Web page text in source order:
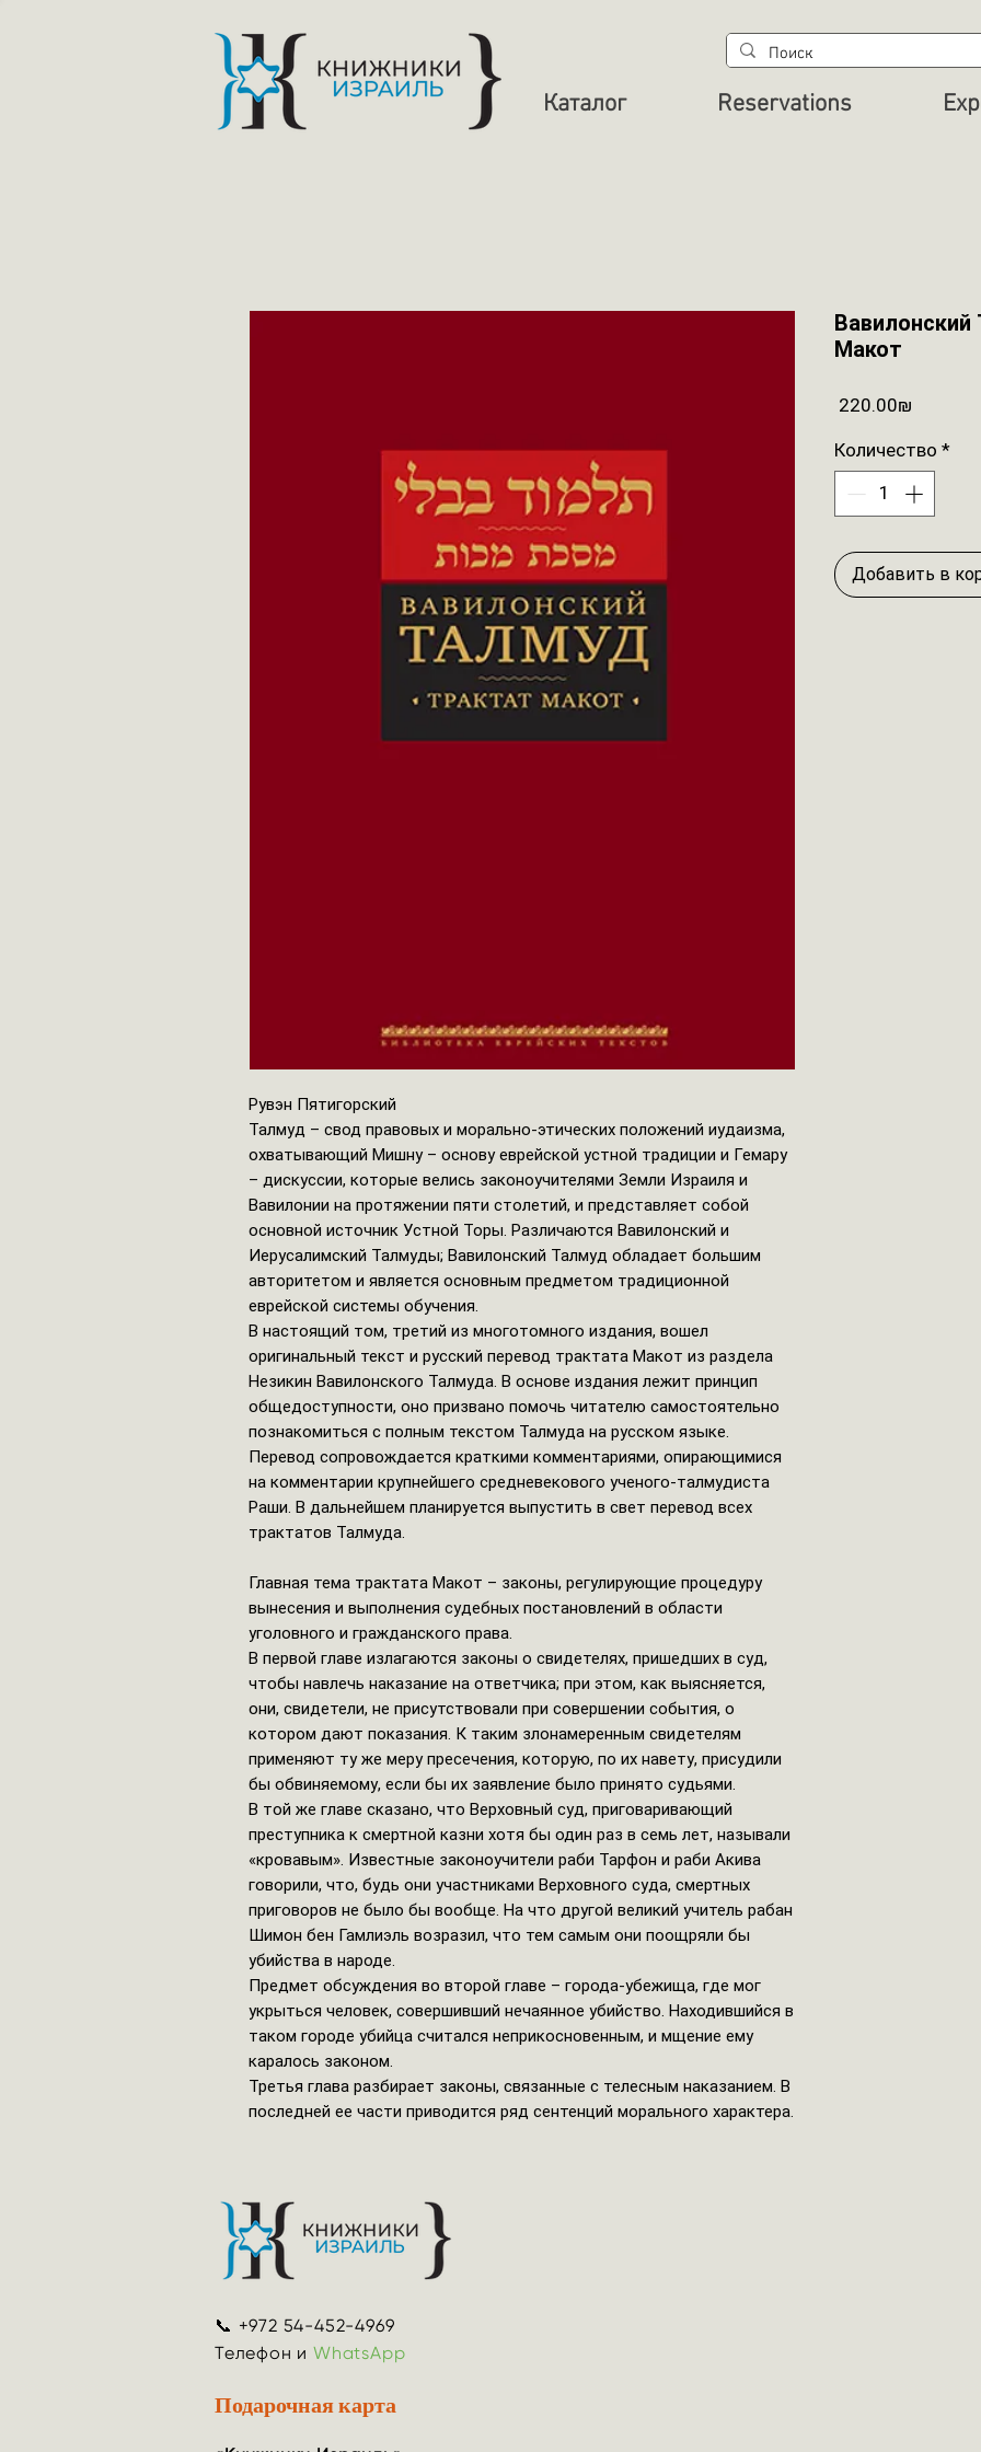
Каталог Reservations
Рувэн Пятигорский
Талмуд – свод правовых и морально-этических положений иудаизма,
охватывающий Мишну – основу еврейской устной традиции и Гемару
– дискуссии, которые велись законоучителями Земли Израиля и
Вавилонии на протяжении пяти столетий, и представляет собой
основной источник Устной Торы. Различаются Вавилонский и
Иерусалимский Талмуды; Вавилонский Талмуд обладает большим
авторитетом и является основным предметом традиционной
еврейской системы обучения.
В настоящий том, третий из многотомного издания, вошел
оригинальный текст и русский перевод трактата Макот из раздела
Незикин Вавилонского Талмуда. В основе издания лежит принцип
общедоступности, оно призвано помочь читателю самостоятельно
познакомиться с полным текстом Талмуда на русском языке.
Перевод сопровождается краткими комментариями, опирающимися
на комментарии крупнейшего средневекового ученого-талмудиста
Раши. В дальнейшем планируется выпустить в свет перевод всех
трактатов Талмуда.
Главная тема трактата Макот – законы, регулирующие процедуру
вынесения и выполнения судебных постановлений в области
уголовного и гражданского права.
В первой главе излагаются законы о свидетелях, пришедших в суд,
чтобы навлечь наказание на ответчика; при этом, как выясняется,
они, свидетели, не присутствовали при совершении события, о
котором дают показания. К таким злонамеренным свидетелям
применяют ту же меру пресечения, которую, по их навету, присудили
бы обвиняемому, если бы их заявление было принято судьями.
В той же главе сказано, что Верховный суд, приговаривающий
преступника к смертной казни хотя бы один раз в семь лет, называли
«кровавым». Известные законоучители раби Тарфон и раби Акива
говорили, что, будь они участниками Верховного суда, смертных
приговоров не было бы вообще. На что другой великий учитель рабан
Шимон бен Гамлиэль возразил, что тем самым они поощряли бы
убийства в народе.
Предмет обсуждения во второй главе – города-убежища, где мог
укрыться человек, совершивший нечаянное убийство. Находившийся в
таком городе убийца считался неприкосновенным, и мщение ему
каралось законом.
Третья глава разбирает законы, связанные с телесным наказанием. В
последней ее части приводится ряд сентенций морального характера.
Вавилонский
Макот
‏220.00 ‏₪
Количество *
Добавить в
📞 +972 54-452-4969
Телефон иWhatsApp
Подарочная карта